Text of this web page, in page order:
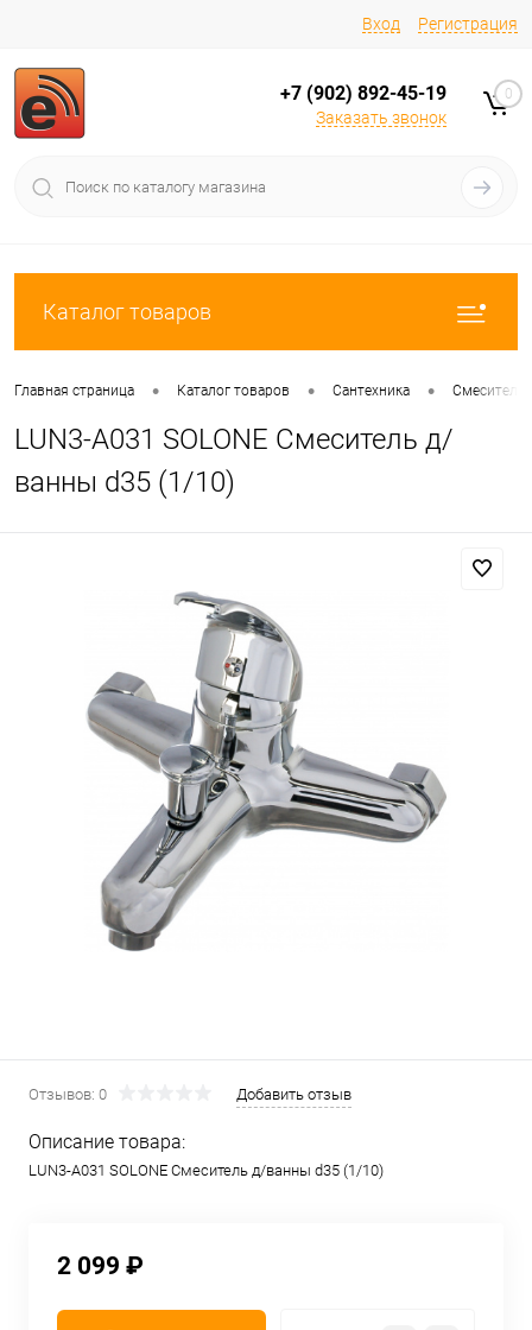
Вход Регистрация
+7 (902) 892-45-19
Заказать звонок
0
Каталог товаров
Главная страница • Каталог товаров • Сантехника • Смесители
LUN3-A031 SOLONE Смеситель д/
ванны d35 (1/10)
Отзывов: 0 Добавить отзыв
Описание товара:
LUN3-A031 SOLONE Смеситель д/ванны d35 (1/10)
2 099 ₽